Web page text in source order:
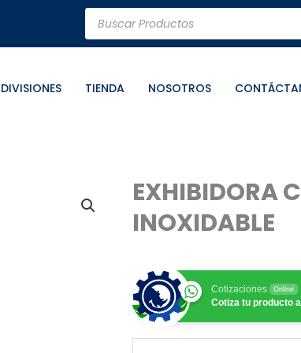
Búsqueda
de
productos
DIVISIONES TIENDA NOSOTROS
EXHIBIDORA
INOXIDABLE
Cotizaciones Online
Cotiza tu producto